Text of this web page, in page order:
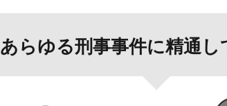
あらゆる刑事事件に精通し